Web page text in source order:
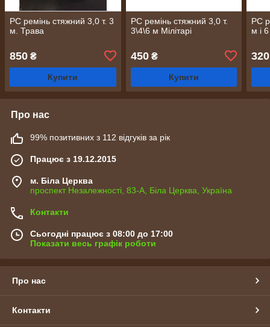
РС ремінь стяжний 3,0 т. 3
м. Трава
850 ₴
Купити
РС ремінь стяжний 3,0 т.
3\4\6 м Мілітарі
450₴
Купити
РС
м і
320
Про нас
99% позитивних з 112 відгуків за рік
Працює з 19.12.2015
м. Біла Церква
проспект Незалежності, 83-А, Біла Церква, Україна
Контакти
Сьогодні працює з 08:00 до 17:00
Показати весь графік роботи
Про нас
Контакти